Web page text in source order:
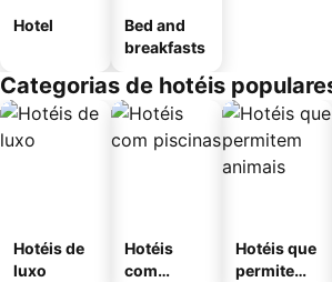
Hotel
Bed and
breakfasts
Categorias de hotéis
Hotéis de
luxo
Hotéis
com
Hotéis que
permitem